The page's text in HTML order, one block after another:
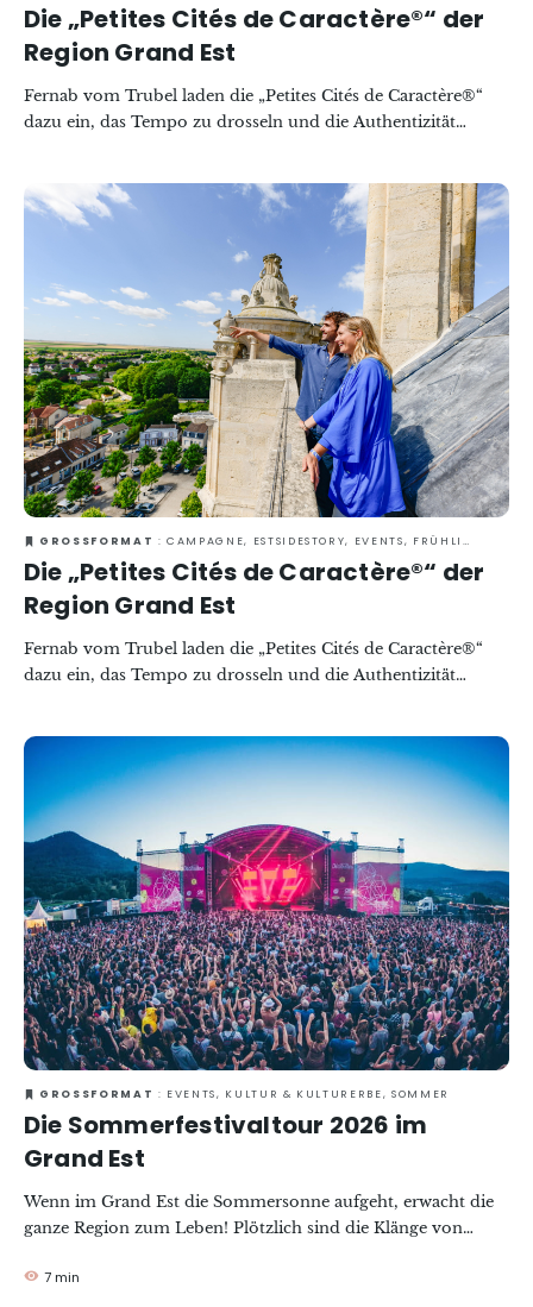
Die „Petites Cités de Caractère®“ der
Region Grand Est
Fernab vom Trubel laden die „Petites Cités de Caractère®“
dazu ein, das Tempo zu drosseln und die Authentizität
gemütliche Plätze und lokales Handwerk prägen die
Entdeckung dieser Schätze des regionalen Kulturerbes. Von
April bis Oktober können Sie anlässlich der „Dimanches de
Caractère®“ die Türen oft wenig bekannter Orte öffnen und
sich auf Führungen mitnehmen lassen, die von Begegnungen
und lokalen Köstlichkeiten geprägt sind.
GROSSFORMAT : CAMPAGNE, ESTSIDESTORY, EVENTS, FRÜHLING, GASTRONOMIE, KULTUR & KULTURERBE, RUND UM DEN WEIN
Die „Petites Cités de Caractère®“ der
Region Grand Est
Fernab vom Trubel laden die „Petites Cités de Caractère®“
dazu ein, das Tempo zu drosseln und die Authentizität
gemütliche Plätze und lokales Handwerk prägen die
Entdeckung dieser Schätze des regionalen Kulturerbes. Von
April bis Oktober können Sie anlässlich der „Dimanches de
Caractère®“ die Türen oft wenig bekannter Orte öffnen und
sich auf Führungen mitnehmen lassen, die von Begegnungen
und lokalen Köstlichkeiten geprägt sind.
GROSSFORMAT : EVENTS, KULTUR & KULTURERBE, SOMMER
Die Sommerfestivaltour 2026 im
Grand Est
Wenn im Grand Est die Sommersonne aufgeht, erwacht die
ganze Region zum Leben! Plötzlich sind die Klänge von
Wärme des Wiedersehens zu hören. Ja, es ist wieder soweit:
7 min